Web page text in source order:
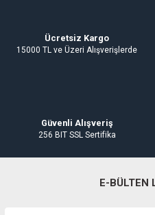
Ücretsiz Kargo
15000 TL ve Üzeri Alışverişlerde
Güvenli Alışveriş
256 BIT SSL Sertifika
E-BÜLTEN